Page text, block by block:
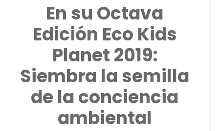
En su Octava
Edición Eco Kids
Planet 2019:
Siembra la semilla
de la conciencia
ambiental